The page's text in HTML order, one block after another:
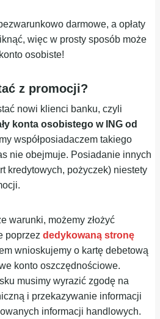
darmowe, a opłaty
więc w prosty sposób może
osobiste!
z promocji?
nowi klienci banku, czyli
konta osobistego w ING od
współposiadaczem takiego
nie obejmuje. Posiadanie innych
kredytowych, pożyczek) niestety
warunki, możemy złożyć
poprzezdedykowaną stronę
wnioskujemy o kartę debetową
konto oszczędnościowe.
musimy wyrazić zgodę na
i przekazywanie informacji
informacji handlowych.